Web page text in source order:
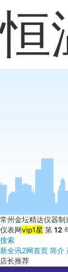
恒
常州金坛精达仪器制
仪表网vip1星 第 12
搜索
新全讯2网首页 简介
店长推荐